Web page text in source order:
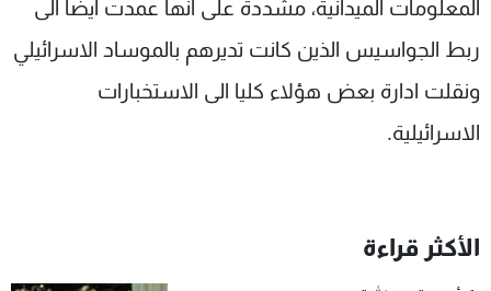
المعلومات الميدانية، مشددة على انها عمدت ايضا الى
ربط الجواسيس الذين كانت تديرهم بالموساد الاسرائيلي
ونقلت ادارة بعض هؤلاء كليا الى الاستخبارات
الاسرائيلية.
الأكثر قراءة